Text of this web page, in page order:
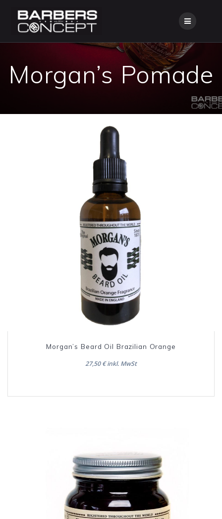
Morgan’s Pomade
Morgan’s Beard Oil Brazilian Orange
27,50 € inkl. MwSt